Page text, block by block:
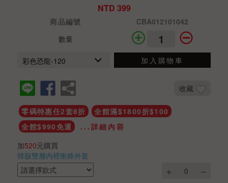
NTD 399
商品編號
CBA012101042
數量
加入購物車
收藏
零碼特惠任2套8折
全館滿$1800折$100
全館$990免運
...詳細內容
加520元購買
韓版雙層內裡衝鋒外套